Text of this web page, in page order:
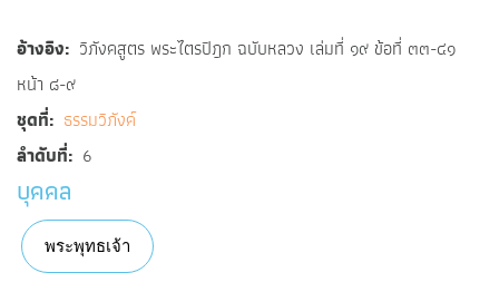
อ้างอิง วิภังคสูตร พระไตรปิฎก ฉบับหลวง เล่มที่ ๑๙ ข้อที่ ๓๓-๔๑
หน้า ๘-๙
ชุดที่ ธรรมวิภังค์
ลำดับที่ 6
บุคคล
พระพุทธเจ้า